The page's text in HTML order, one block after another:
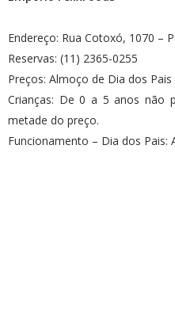
Endereço: Rua Cotoxó, 1070 –
Reservas: (11) 2365-0255
Preços: Almoço de Dia dos
Crianças: De 0 a 5 anos não
metade do preço.
Funcionamento – Dia dos Pais: